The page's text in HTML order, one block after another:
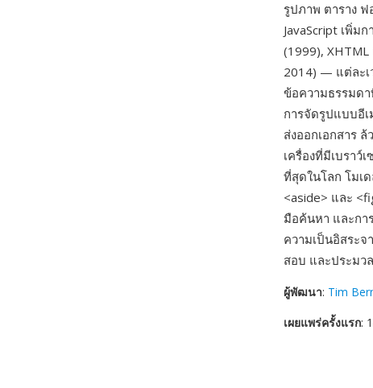
รูปภาพ ตาราง
JavaScript เพิ่ม
(1999),
2014) — แต่ละเ
ข้อความธรรมดา
การจัดรูปแบบอีเ
ส่งออกเอกสาร
เครื่องที่มีเบราว์
ที่สุดในโลก โมเ
<aside> และ
มือค้นหา และกา
ความเป็นอิสระ
สอบ และประมว
ผู้พัฒนา: Tim
เผยแพร่ครั้งแรก: